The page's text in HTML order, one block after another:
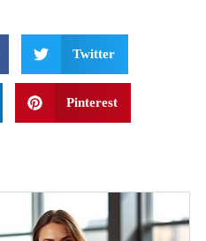
Twitter
Pinterest